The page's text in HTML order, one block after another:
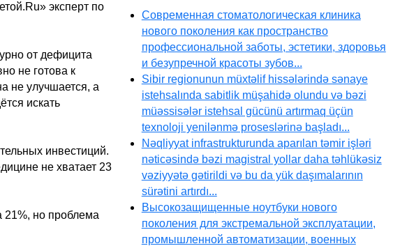
эксперт по
от дефицита
не готова к
не улучшается, а
искать
инвестиций.
не хватает 23
21%, но проблема
Современная стоматологическая клиника
нового поколения как пространство
профессиональной заботы, эстетики, здоровья
и безупречной красоты зубов...
Sibir regionunun müxtəlif hissələrində sənaye
istehsalında sabitlik müşahidə olundu və bəzi
müəssisələr istehsal gücünü artırmaq üçün
texnoloji yenilənmə proseslərinə başladı...
Nəqliyyat infrastrukturunda aparılan təmir işləri
nəticəsində bəzi magistral yollar daha təhlükəsiz
vəziyyətə gətirildi və bu da yük daşımalarının
sürətini artırdı...
Высокозащищенные ноутбуки нового
поколения для экстремальной эксплуатации,
промышленной автоматизации, военных